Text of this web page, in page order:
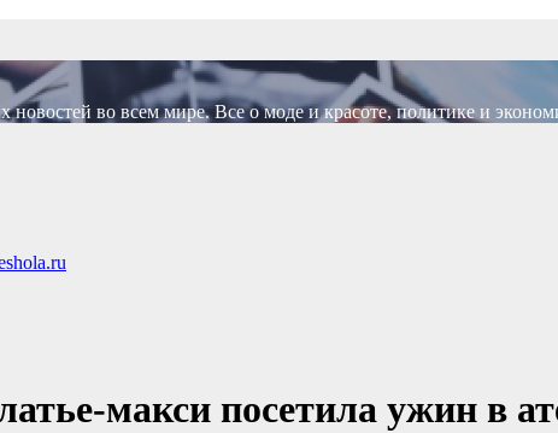
во всем мире. Все о моде и красоте, политике и
макси посетила ужин в